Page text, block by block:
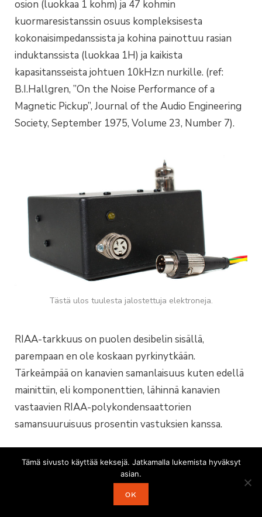
osion (luokkaa 1 kohm) ja 47 kohmin
kuormaresistanssin osuus kompleksisesta
kokonaisimpedanssista ja kohina painottuu rasian
induktanssista (luokkaa 1H) ja kaikista
kapasitansseista johtuen 10kHz:n nurkille. (ref:
B.I.Hallgren, ”On the Noise Performance of a
Magnetic Pickup”, Journal of the Audio Engineering
Society, September 1975, Volume 23, Number 7).
Tästä ulos tuulesta jalostettuja elektroneja.
RIAA-tarkkuus on puolen desibelin sisällä,
parempaan en ole koskaan pyrkinytkään.
Tärkeämpää on kanavien samanlaisuus kuten edellä
mainittiin, eli komponenttien, lähinnä kanavien
vastaavien RIAA-polykondensaattorien
samansuuruisuus prosentin vastuksien kanssa.
Laitteen vahvistus on n. 140-kertainen (43dB),
nimellinen 3mV antaa 440mV ulos 1 kHz:llä. Särö
on tällä lähtöjännitteellä 0,2-0,3 prosentin luokkaa
koko kaistalla. Kokeeksi mitattu 50Hz:n särö 2,3V:n
Tämä sivusto käyttää keksejä. Jatkamalla lukemista hyväksyt
asian.
OK